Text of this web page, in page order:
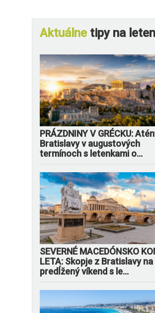
Aktuálne tipy na
PRÁZDNINY V GRÉCKU:
Bratislavy v augustových
termínoch s letenkami o...
SEVERNÉ MACEDÓNSKO
LETA: Skopje z Bratislavy na
predĺžený víkend s le...